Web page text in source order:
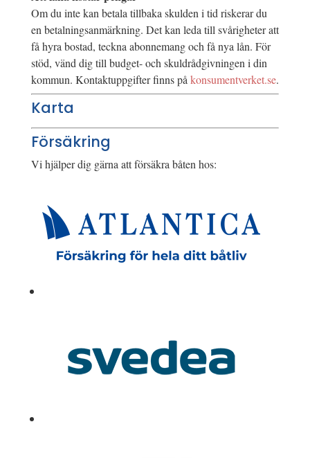
Om du inte kan betala tillbaka skulden i tid riskerar du
en betalningsanmärkning. Det kan leda till svårigheter att
få hyra bostad, teckna abonnemang och få nya lån. För
stöd, vänd dig till budget- och skuldrådgivningen i din
kommun. Kontaktuppgifter finns på konsumentverket.se.
Karta
Försäkring
Vi hjälper dig gärna att försäkra båten hos: